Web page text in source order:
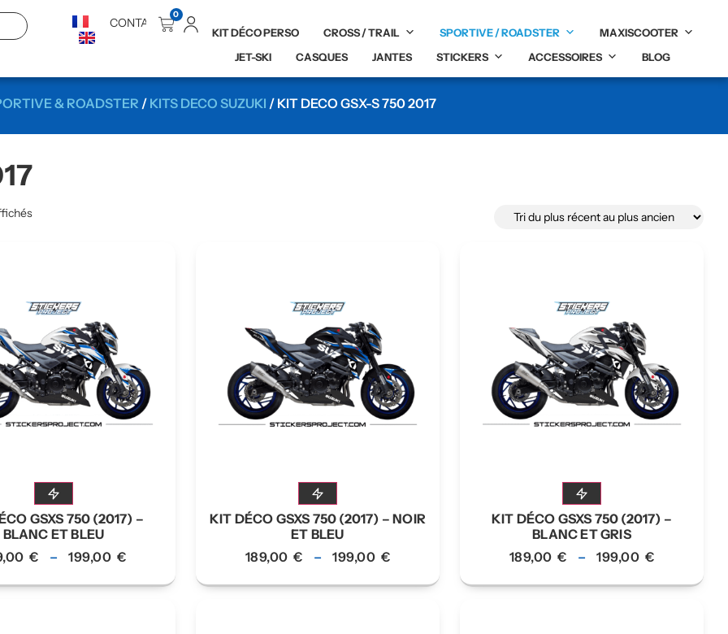
CONTACT
0
KIT DÉCO PERSO CROSS / TRAIL SPORTIVE / ROADSTER
MAXISCOOTER
JET-SKI
CASQUES JANTES STICKERS ACCESSOIRES BLOG
& ROADSTER / KITS DECO SUZUKI / KIT DECO GSX-S 750 2017
GSXS 750 (2017) –
BLANC ET BLEU
€ – 199,00 €
KIT DÉCO GSXS 750 (2017) – NOIR
ET BLEU
189,00€ – 199,00 €
KIT DÉCO GSXS 750 (2017) –
BLANC ET GRIS
189,00€ – 199,00 €